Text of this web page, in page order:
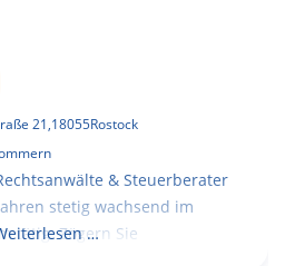
21,18055Rostock
& Steuerberater
stetig wachsend im
tätig. Zögern Sie
…